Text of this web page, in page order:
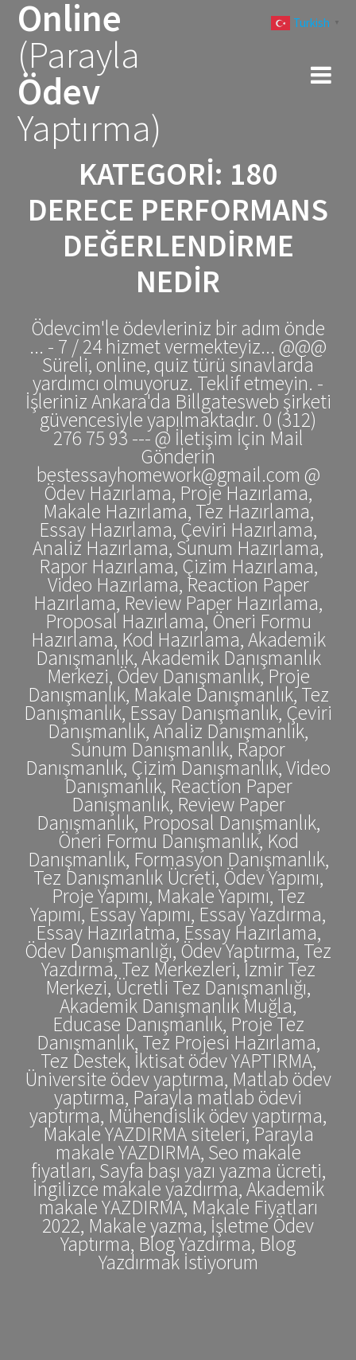
Online
(Parayla
Ödev
Yaptırma)
KATEGORI: 180
DERECE PERFORMANS
DEĞERLENDİRME
NEDIR
Ödevcim'le ödevleriniz bir adım önde
... - 7 / 24 hizmet vermekteyiz... @@@
Süreli, online, quiz türü sınavlarda
yardımcı olmuyoruz. Teklif etmeyin. -
İşleriniz Ankara'da Billgatesweb şirketi
güvencesiyle yapılmaktadır. 0 (312)
276 75 93 --- @ İletişim İçin Mail
Gönderin
bestessayhomework@gmail.com @
Ödev Hazırlama, Proje Hazırlama,
Makale Hazırlama, Tez Hazırlama,
Essay Hazırlama, Çeviri Hazırlama,
Analiz Hazırlama, Sunum Hazırlama,
Rapor Hazırlama, Çizim Hazırlama,
Video Hazırlama, Reaction Paper
Hazırlama, Review Paper Hazırlama,
Proposal Hazırlama, Öneri Formu
Hazırlama, Kod Hazırlama, Akademik
Danışmanlık, Akademik Danışmanlık
Merkezi, Ödev Danışmanlık, Proje
Danışmanlık, Makale Danışmanlık, Tez
Danışmanlık, Essay Danışmanlık, Çeviri
Danışmanlık, Analiz Danışmanlık,
Sunum Danışmanlık, Rapor
Danışmanlık, Çizim Danışmanlık, Video
Danışmanlık, Reaction Paper
Danışmanlık, Review Paper
Danışmanlık, Proposal Danışmanlık,
Öneri Formu Danışmanlık, Kod
Danışmanlık, Formasyon Danışmanlık,
Tez Danışmanlık Ücreti, Ödev Yapımı,
Proje Yapımı, Makale Yapımı, Tez
Yapımı, Essay Yapımı, Essay Yazdırma,
Essay Hazırlatma, Essay Hazırlama,
Ödev Danışmanlığı, Ödev Yaptırma, Tez
Yazdırma, Tez Merkezleri, İzmir Tez
Merkezi, Ücretli Tez Danışmanlığı,
Akademik Danışmanlık Muğla,
Educase Danışmanlık, Proje Tez
Danışmanlık, Tez Projesi Hazırlama,
Tez Destek, İktisat ödev YAPTIRMA,
Üniversite ödev yaptırma, Matlab ödev
yaptırma, Parayla matlab ödevi
yaptırma, Mühendislik ödev yaptırma,
Makale YAZDIRMA siteleri, Parayla
makale YAZDIRMA, Seo makale
fiyatları, Sayfa başı yazı yazma ücreti,
İngilizce makale yazdırma, Akademik
makale YAZDIRMA, Makale Fiyatları
2022, Makale yazma, İşletme Ödev
Yaptırma, Blog Yazdırma, Blog
Yazdırmak İstiyorum
Turkish ▼